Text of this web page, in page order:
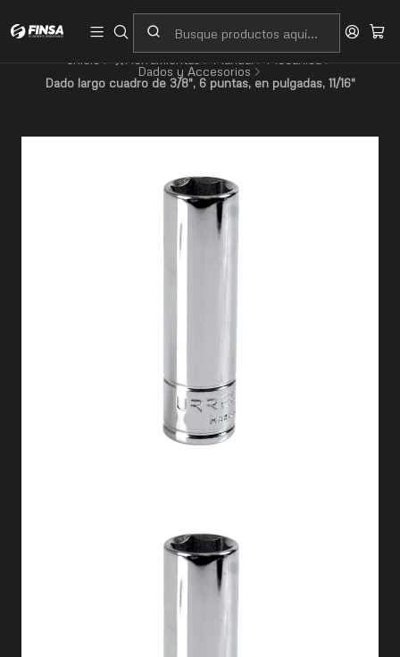
Dados y Accesorios
Dado largo cuadro de 3/8", 6 puntas, en pulgadas, 11/16"